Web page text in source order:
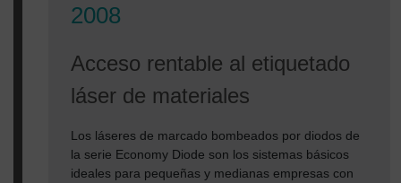
2008
Acceso rentable al etiquetado
láser de materiales
Los láseres de marcado bombeados por diodos de
la serie Economy Diode son los sistemas básicos
ideales para pequeñas y medianas empresas con